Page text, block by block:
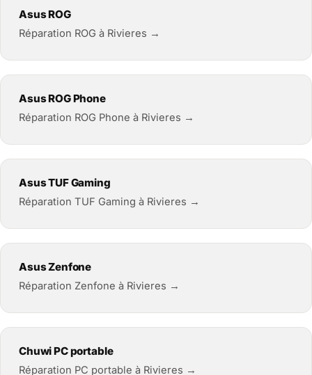
Asus ROG
Réparation ROG à Rivieres →
Asus ROG Phone
Réparation ROG Phone à Rivieres →
Asus TUF Gaming
Réparation TUF Gaming à Rivieres →
Asus Zenfone
Réparation Zenfone à Rivieres →
Chuwi PC portable
Réparation PC portable à Rivieres →